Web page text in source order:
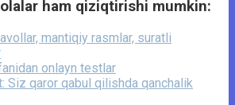
ham qiziqtirishi mumkin:
mantiqiy rasmlar, suratli
onlayn testlar
Siz qaror qabul qilishda qanchalik